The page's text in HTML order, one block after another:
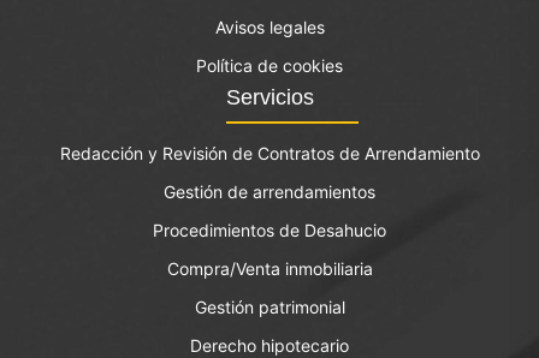
Avisos legales
Política de cookies
Servicios
Redacción y Revisión de Contratos de Arrendamiento
Gestión de arrendamientos
Procedimientos de Desahucio
Compra/Venta inmobiliaria
Gestión patrimonial
Derecho hipotecario